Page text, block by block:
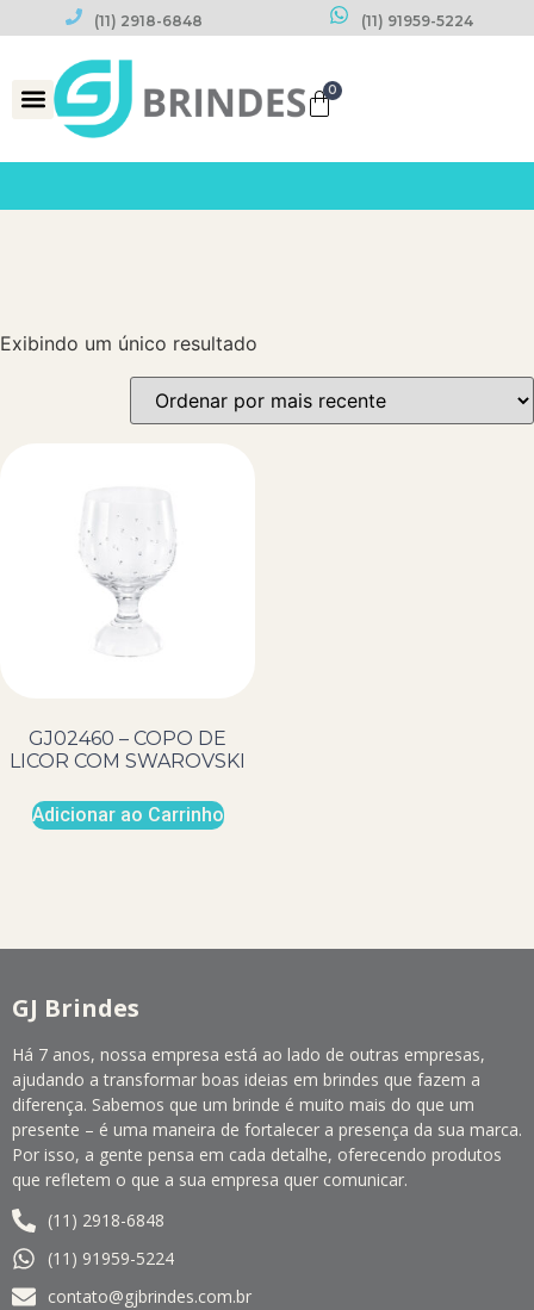
(11) 2918-6848 (11) 91959-5224
0
Exibindo um único resultado
GJ02460 – COPO DE
LICOR COM SWAROVSKI
Adicionar ao Carrinho
GJ Brindes
Há 7 anos, nossa empresa está ao lado de outras empresas,
ajudando a transformar boas ideias em brindes que fazem a
diferença. Sabemos que um brinde é muito mais do que um
presente – é uma maneira de fortalecer a presença da sua marca.
Por isso, a gente pensa em cada detalhe, oferecendo produtos
que refletem o que a sua empresa quer comunicar.
(11) 2918-6848
(11) 91959-5224
contato@gjbrindes.com.br